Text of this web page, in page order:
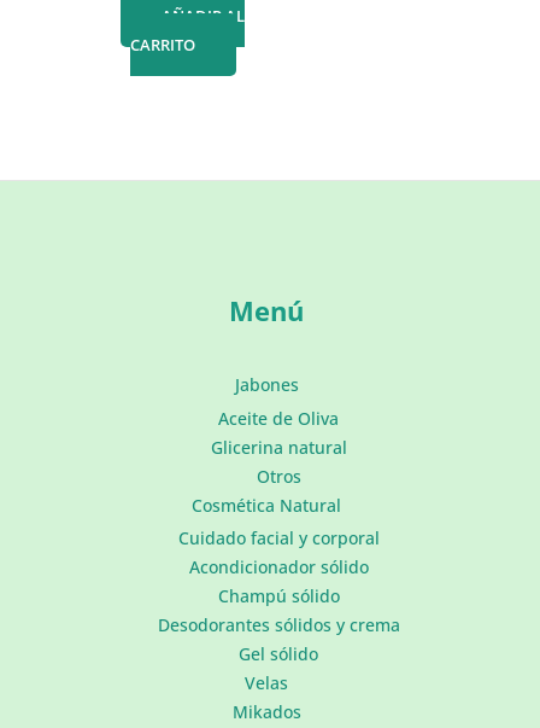
AÑADIR AL
CARRITO
Menú
Jabones
Aceite de Oliva
Glicerina natural
Otros
Cosmética Natural
Cuidado facial y corporal
Acondicionador sólido
Champú sólido
Desodorantes sólidos y crema
Gel sólido
Velas
Mikados